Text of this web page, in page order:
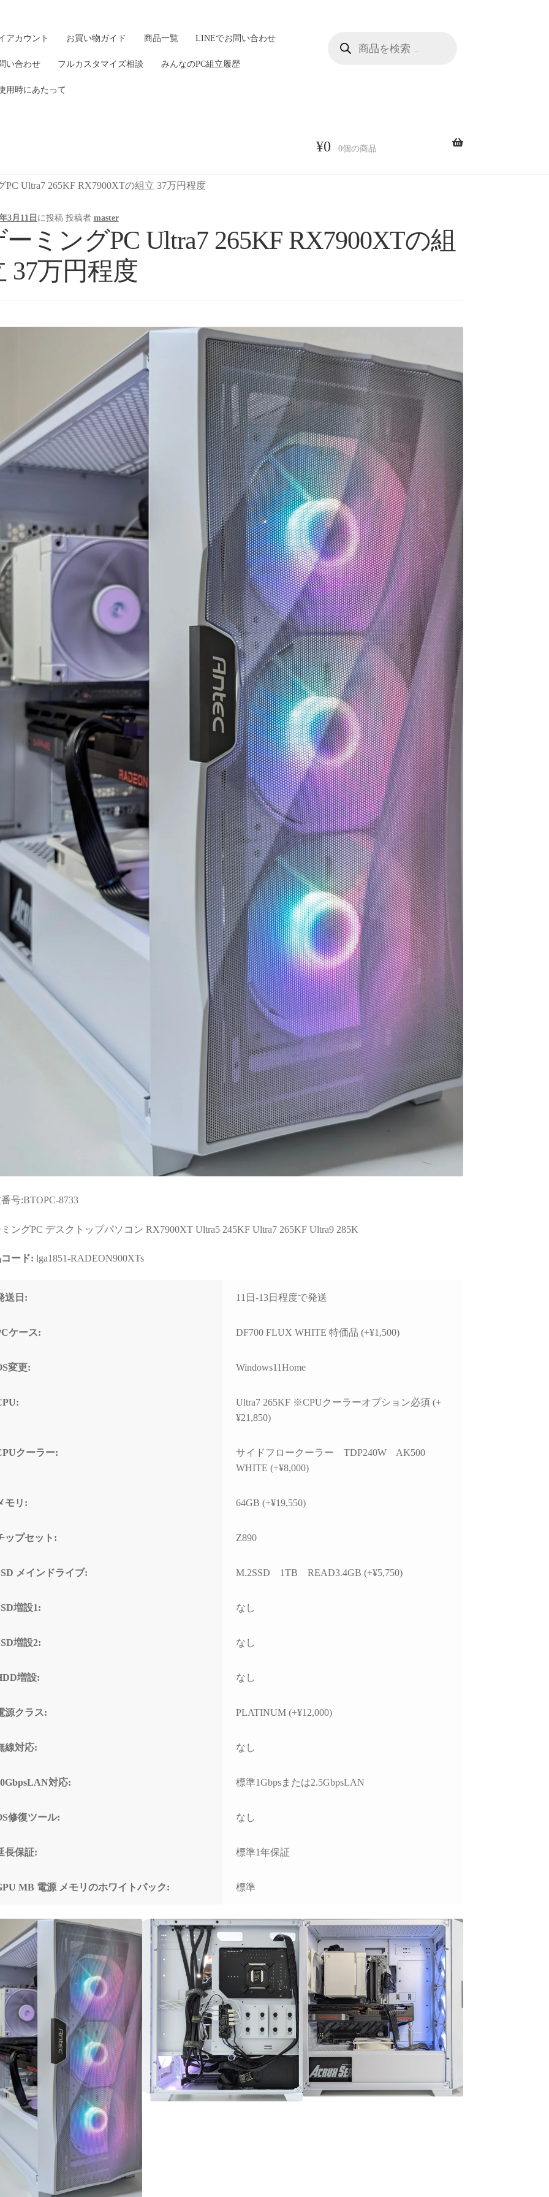
アカウント お買い物ガイド 商品一覧 LINEでお問い合わせ
い合わせ フルカスタマイズ相談 みんなのPC組立履歴
用時にあたって
¥0 0個の商品
PC Ultra7 265KF RX7900XTの組立 37万円程度
3月11日 に投稿 投稿者 master
ミングPC Ultra7 265KF RX7900XTの組
37万円程度
号:BTOPC-8733
ングPC デスクトップパソコン RX7900XT Ultra5 245KF Ultra7 265KF Ultra9 285K
ード: lga1851-RADEON900XTs
送日: 11日-13日程度で発送
ケース: DF700 FLUX WHITE 特価品 (+¥1,500)
変更: Windows11Home
Ultra7 265KF ※CPUクーラーオプション必須 (+
¥21,850)
クーラー:
サイドフロークーラー TDP240W AK500
WHITE (+¥8,000)
モリ: 64GB (+¥19,550)
ップセット: Z890
メインドライブ: M.2SSD 1TB READ3.4GB (+¥5,750)
増設1: なし
増設2: なし
増設: なし
源クラス: PLATINUM (+¥12,000)
線対応: なし
対応: 標準1Gbpsまたは2.5GbpsLAN
修復ツール: なし
長保証: 標準1年保証
MB 電源 メモリのホワイトパック: 標準
5つの評価枠じゃ足りな
れからもずっと続いて欲
いPCBTOショップです！
年11月に購入、半年近
何も問題なく快適に使用
ていましたが、突然の
。
ランプ点灯で起動不
ールデンウィーク目前だ
たこともあり、連休中に
が使えない絶望的な気持
した。
なりにAIやネットを駆
て色々と対処を試みま
が改善せず、藁にもす
る思いで相談したところ
何か異常が見られた際
、まずは当店に相談くだ
」と仰っていただき、
のプロ意識の高さと責任
に深く感動しました！
理の発送から手元に戻る
で、わずか1週間という神
対応でした。
状や再現性、原因の特定
第によるとは思います
、修理の過程で判明した
次的な不具合があったに
関わらず圧倒的なスピー
で連休に間に合わせて
だいたことに感謝しか
ません。
ちらから急いで欲しいと
頼したわけではなかった
ですが、顧客の心境を察
た対応力、そのホスピタ
ィの高さにも感動)
額なゲーミングPCだから
そ「売って終わり」では
、トラブルで困った時
気で寄り添ってくれて
頼できるお店で買うべき
と改めて痛感しました。
かな技術力と顧客に寄り
った姿勢は、まさにプロ
入時の構成相談の段階か
て非常に助かりまし
意味で変態と言うアレ
も助けてくれる安心感
ペックではないでしょう
かげで他のショップでPC
他店で構成を検討・比較
うかもしれません）
させていただきます！
きを読む
ネテル会長
2 か月 前
購入後のアフターフォロー
まで非常に丁寧で、安心し
て相談できるショップ様で
す。
購入したPCについて、外付
けHDD接続時に特定のUSB
ポートでデータ転送がうま
くいかない症状があり相談
しましたが、単に「別のポ
ートを使ってください」で
終わるのではなく、背面
USBポートごとの内部仕様
まで確認したうえで、原因
の切り分けを非常に詳しく
案内していただきました。
具体的には、正常に動作し
ているUSBポートが
ASMedia製チップ経由であ
ること、症状が出ている
10Gbps対応ポートがAMD
CPU側のUSBコントローラ
ーに接続されている可能性
があることなど、マザーボ
ードの仕様やUSBコントロ
ーラーの違いまで踏み込ん
で説明していただきまし
た。
また、外付けHDDケース側
の仕様やメーカー見解、
USB規格の違い、5Gbpsと
10Gbpsの帯域差、HDDの実
効速度、ケーブル品質や相
性の可能性まで、非常に専
門的かつ分かりやすく整理
していただきました。結果
として、PC本体の故障では
なく、特定の外付けHDDケ
ースとUSBポートの組み合
わせによる相性の可能性が
高いことが分かり、安心し
て使用を続けられるように
なりました。
こちらの質問に対しても毎
回丁寧に返信してくださ
り、必要に応じてメーカー
確認の進め方や追加で確認
すべき内容まで案内してい
ただけました。購入後のト
ラブル相談にも真摯に対応
してくださる、非常に信頼
できるショップ様です。
PC本体の構成・価格だけで
なく、購入後のサポートま
で重視される方には大変お
続きを読む
ゲームが快適にプレイした
いけど機械には詳しくない
ので本人に聞いてみよう！
ということでAIにゲームの
種類と予算を伝えたらオス
スメされたこちらで買いま
した。
最初にサイトを見た時はシ
ンプル過ぎてリンクが間違
っているのかと思ってしま
いましたが、種類はそこそ
こありパーツも分かりやす
く写真と説明があって選び
やすいです。目移りしない
ので買うつもりのないもの
まで買ってしまう現象もお
きません。組立履歴から実
際の数値が見られるので、
この組み合わせでも大丈夫
かなと思ったらそちらから
探してみるのもいいかもし
れません。
梱包は丁寧でPCには傷や汚
れは一切ありません。ネッ
ト回線があればすぐに使用
できたのでゲームにログイ
ンできて助かりました。
PC本体だけを買い替えたい
という人にはオススメで
す。設置やセットアップ、
周辺パーツの購入、電話で
のアフターサービスなどと
にかく一から十までおまか
せしたい人には向かないと
思います。
今後また買い換えることが
あればこちらのお店を利用
したいです。
続きを読む
ねこです
3 か月 前
去年の12月初旬に購入。
GPUはRTX5060の比較的安
価な構成のPC購入ですが当
方、初めてのゲーミングPC
でした。
HP内がとてもシンプルな作
りになっているので若干の
怪しさを感じてしまいまし
たが…笑
他の方の丁寧で評価の高い
レビューなども購入のきっ
かけの一つになりました。
製品に関しても購入して４
ヶ月弱経ちますが不具合や
故障は一切なく快適に動
作、使用できています！
選ぶ際の価格や性能の基準
などが分かりやすく明記さ
れているので選ぶうえでの
参考にもしやすかったで
す！
また、気になる点などはLINE
での連絡が可能なので個別
での相談も受け付けてくれ
ます！
こちらでのリピ買いやアッ
プグレードされてる方も多
いみたいなので私も次回も
こちらで購入しようと思っ
ています
総合的にとても満足できる
お買い物でした
続きを読む
4 か月 前